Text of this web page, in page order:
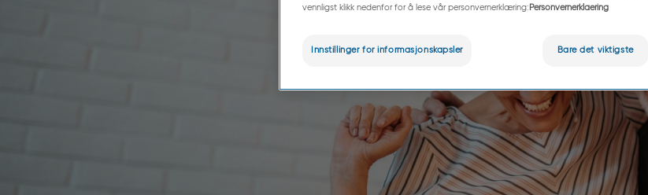
vennligst klikk nedenfor for å lese vår personvernerklæring: Personvernerklaering
Innstillinger for informasjonskapsler Bare det viktigste